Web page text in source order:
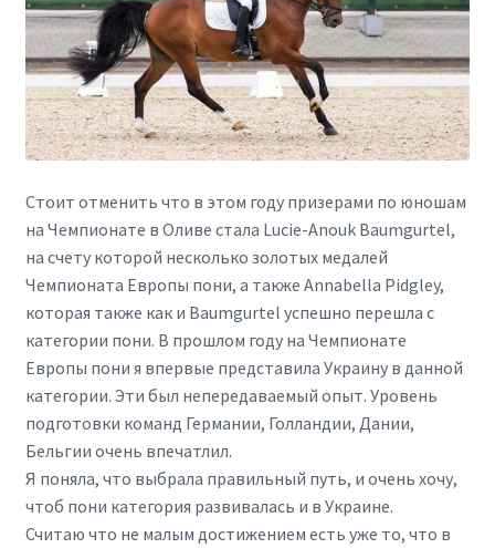
Стоит отменить что в этом году призерами по юношам
на Чемпионате в Оливе стала Lucie-Anouk Baumgurtel,
на счету которой несколько золотых медалей
Чемпионата Европы пони, а также Annabella Pidgley,
которая также как и Baumgurtel успешно перешла с
категории пони. В прошлом году на Чемпионате
Европы пони я впервые представила Украину в данной
категории. Эти был непередаваемый опыт. Уровень
подготовки команд Германии, Голландии, Дании,
Бельгии очень впечатлил.
Я поняла, что выбрала правильный путь, и очень хочу,
чтоб пони категория развивалась и в Украине.
Считаю что не малым достижением есть уже то, что в